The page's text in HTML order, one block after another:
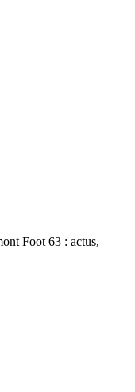
Foot 63 : actus,